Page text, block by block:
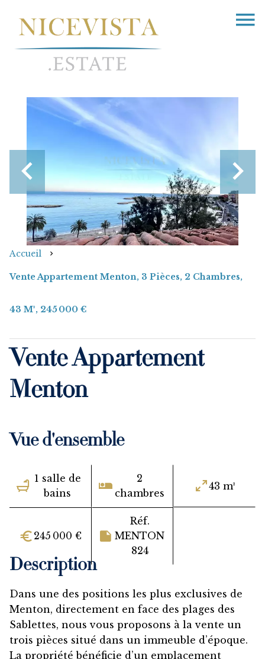
Accueil
Vente Appartement Menton, 3 Pièces, 2 Chambres,
43 M², 245 000 €
Vente Appartement
Menton
Vue d'ensemble
1 salle de
bains
2
chambres
43 m²
245 000 €
Réf.
MENTON
824
Description
Dans une des positions les plus exclusives de
Menton, directement en face des plages des
Sablettes, nous vous proposons à la vente un
trois pièces situé dans un immeuble d’époque.
La propriété bénéficie d’un emplacement